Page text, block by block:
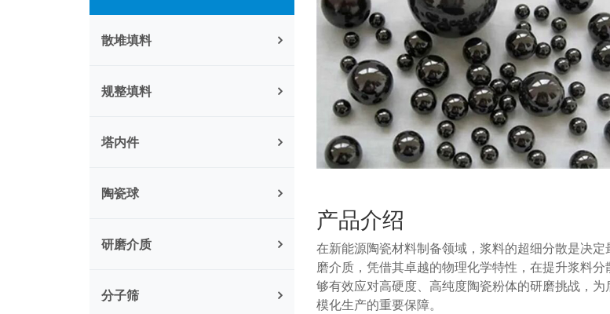
散堆填料
规整填料
塔内件
陶瓷球
研磨介质
分子筛
产品介绍
在新能源陶瓷材料制备领域，浆料的超细分散是决
磨介质，凭借其卓越的物理化学特性，在提升浆料
够有效应对高硬度、高纯度陶瓷粉体的研磨挑战，
模化生产的重要保障。